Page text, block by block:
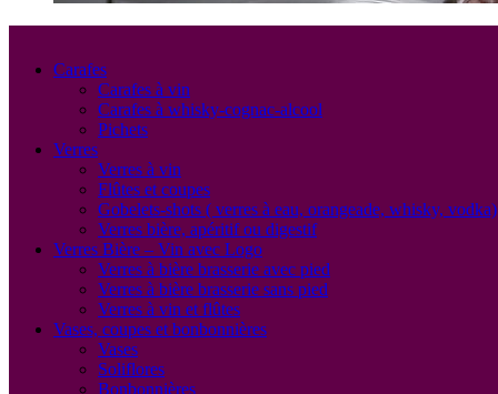
Carafes
Carafes à vin
Carafes à whisky-cognac-alcool
Pichets
Verres
Verres à vin
Flûtes et coupes
Gobelets-shots ( verres à eau, orangeade, whisky, vodka)
Verres bière, apéritif ou digestif
Verres Bière – Vin avec Logo
Verres à bière brasserie avec pied
Verres à bière brasserie sans pied
Verres à vin et flûtes
Vases, coupes et bonbonnières
Vases
Soliflores
Bonbonnières